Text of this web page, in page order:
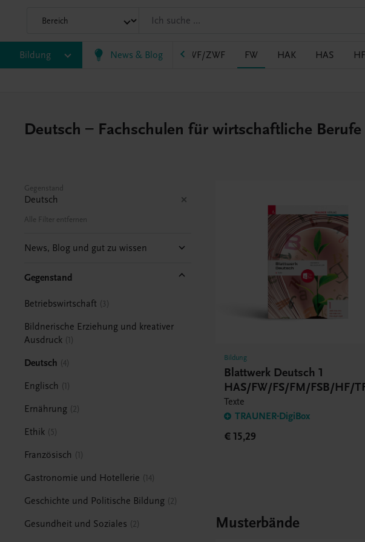
Bildung News & Blog
BAFEP/BASOP BRP BS EWF/ZWF FW HAK HAS
Deutsch – Fachschulen für wirtschaftliche Berufe
Gegenstand
Deutsch
Alle Filter entfernen
News, Blog und gut zu wissen
Gegenstand
Betriebswirtschaft 3
Bildnerische Erziehung und kreativer
Ausdruck 1
Deutsch 4
Englisch 1
Ernährung 2
Ethik 5
Französisch 1
Gastronomie und Hotellerie 14
Geschichte und Politische Bildung 2
Gesundheit und Soziales 2
Bildung
Blattwerk Deutsch 1
HAS/FW/FS/FM/FSB/HF/
Texte
TRAUNER-DigiBox
€ 15,29
Musterbände